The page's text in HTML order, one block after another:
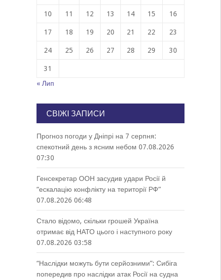
10 11 12 13 14 15 16
17 18 19 20 21 22 23
24 25 26 27 28 29 30
31
« Лип
СВІЖІ ЗАПИСИ
Прогноз погоди у Дніпрі на 7 серпня:
спекотний день з ясним небом 07.08.2026
07:30
Генсекретар ООН засудив удари Росії й
“ескалацію конфлікту на території РФ”
07.08.2026 06:48
Стало відомо, скільки грошей Україна
отримає від НАТО цього і наступного року
07.08.2026 03:58
“Наслідки можуть бути серйозними”: Сибіга
попередив про наслідки атак Росії на судна